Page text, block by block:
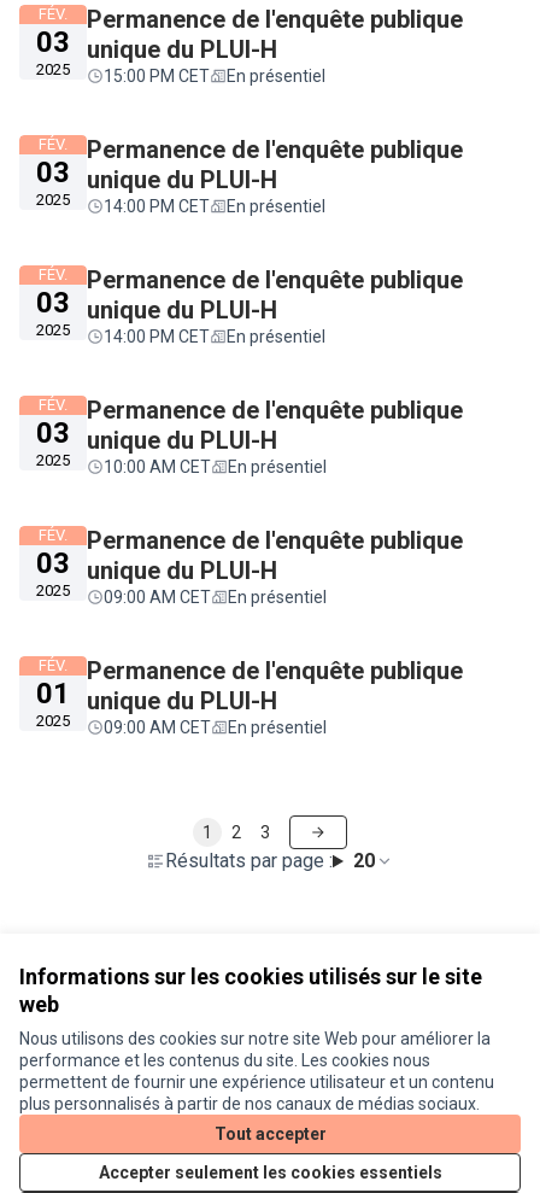
Informations sur les cookies utilisés sur le site
web
Nous utilisons des cookies sur notre site Web pour améliorer la
performance et les contenus du site. Les cookies nous
permettent de fournir une expérience utilisateur et un contenu
plus personnalisés à partir de nos canaux de médias sociaux.
Tout accepter
Accepter seulement les cookies essentiels
FÉV.
03
2025
Permanence de l'enquête publique
unique du PLUI-H
15:00 PM CET En présentiel
FÉV.
03
2025
Permanence de l'enquête publique
unique du PLUI-H
14:00 PM CET En présentiel
FÉV.
03
2025
Permanence de l'enquête publique
unique du PLUI-H
14:00 PM CET En présentiel
FÉV.
03
2025
Permanence de l'enquête publique
unique du PLUI-H
10:00 AM CET En présentiel
FÉV.
03
2025
Permanence de l'enquête publique
unique du PLUI-H
09:00 AM CET En présentiel
FÉV.
01
2025
Permanence de l'enquête publique
unique du PLUI-H
09:00 AM CET En présentiel
Résultats par page : 20
1 2 3
Conditions d'utilisation
Paramètres des cookies
Je participe ! sur X
(Lien externe)
Je participe ! sur Facebook
Je participe ! sur Instagram